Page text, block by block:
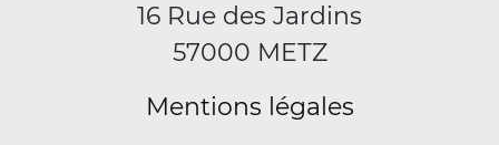
16 Rue des Jardins
57000 METZ
Mentions légales